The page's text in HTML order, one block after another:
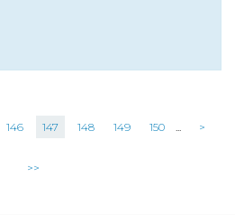
146 147 148 149 150 ... >
>>